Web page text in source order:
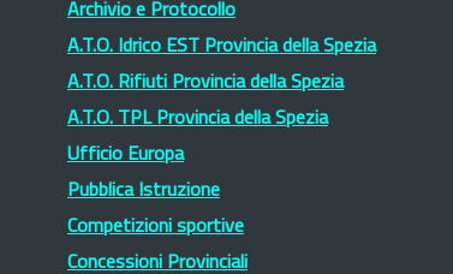
Archivio e Protocollo
A.T.O. Idrico EST Provincia della Spezia
A.T.O. Rifiuti Provincia della Spezia
A.T.O. TPL Provincia della Spezia
Ufficio Europa
Pubblica Istruzione
Competizioni sportive
Concessioni Provinciali